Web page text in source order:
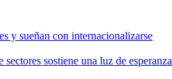
y sueñan con internacionalizarse
sostiene una luz de esperanza